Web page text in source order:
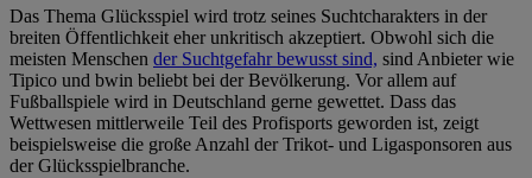
Das Thema Glücksspiel wird trotz seines Suchtcharakters in der
breiten Öffentlichkeit eher unkritisch akzeptiert. Obwohl sich die
meisten Menschen der Suchtgefahr bewusst sind, sind Anbieter wie
Tipico und bwin beliebt bei der Bevölkerung. Vor allem auf
Fußballspiele wird in Deutschland gerne gewettet. Dass das
Wettwesen mittlerweile Teil des Profisports geworden ist, zeigt
beispielsweise die große Anzahl der Trikot- und Ligasponsoren aus
der Glücksspielbranche.